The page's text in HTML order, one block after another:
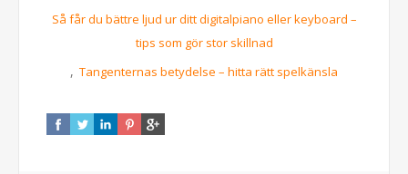
Så får du bättre ljud ur ditt digitalpiano eller keyboard –
tips som gör stor skillnad
, Tangenternas betydelse – hitta rätt spelkänsla